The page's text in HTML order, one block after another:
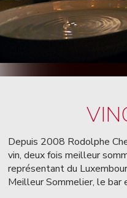
Depuis 2008 Rodolphe
vin, deux fois meilleur
représentant du
Meilleur Sommelier, le bar